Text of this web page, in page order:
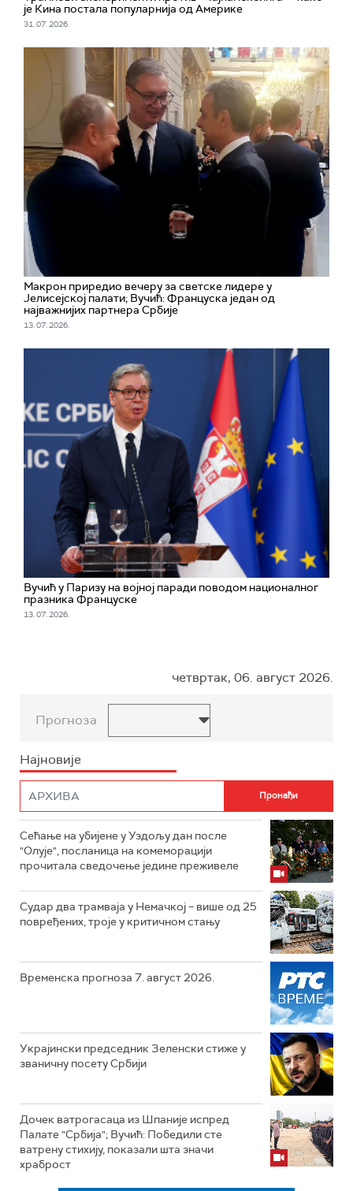
је Кина постала популарнија од Америке
31. 07. 2026.
Макрон приредио вечеру за светске лидере у
Јелисејској палати; Вучић: Француска један од
најважнијих партнера Србије
13. 07. 2026.
Вучић у Паризу на војној паради поводом националног
празника Француске
13. 07. 2026.
четвртак, 06. август 2026.
Прогноза
Најновије
Сећање на убијене у Уздољу дан после
"Олује", посланица на комеморацији
прочитала сведочење једине преживеле
Судар два трамваја у Немачкој – више од 25
повређених, троје у критичном стању
Временска прогноза 7. август 2026.
Украјински председник Зеленски стиже у
званичну посету Србији
Дочек ватрогасаца из Шпаније испред
Палате "Србија"; Вучић: Победили сте
ватрену стихију, показали шта значи
храброст